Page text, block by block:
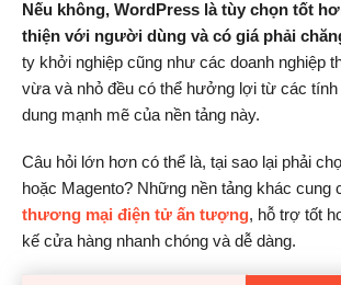
Nếu không, WordPress là tùy chọn tốt
thiện với người dùng và có giá phải
ty khởi nghiệp cũng như các doanh nghiệp
vừa và nhỏ đều có thể hưởng lợi từ các tính
dung mạnh mẽ của nền tảng này.
Câu hỏi lớn hơn có thể là, tại sao lại phải
hoặc Magento? Những nền tảng khác cung
thương mại điện tử ấn tượng, hỗ trợ tốt
kế cửa hàng nhanh chóng và dễ dàng.